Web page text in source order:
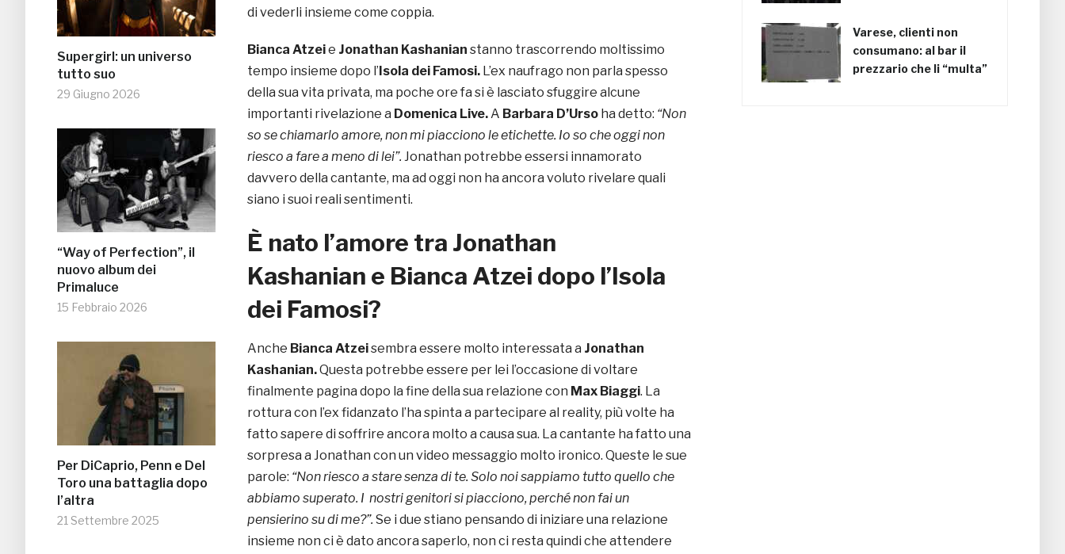
Supergirl: un universo
tutto suo
29 Giugno 2026
“Way of Perfection”, il
nuovo album dei
Primaluce
15 Febbraio 2026
Per DiCaprio, Penn e Del
Toro una battaglia dopo
l’altra
21 Settembre 2025
di vederli insieme come coppia.
Bianca Atzeie Jonathan Kashanian stanno trascorrendo moltissimo
tempo insieme dopo l’Isola dei Famosi. L’ex naufrago non parla spesso
della sua vita privata, ma poche ore fa si è lasciato sfuggire alcune
importanti rivelazione a Domenica Live.A Barbara D’Urso ha detto: “Non
so se chiamarlo amore, non mi piacciono le etichette. Io so che oggi non
riesco a fare a meno di lei”. Jonathan potrebbe essersi innamorato
davvero della cantante, ma ad oggi non ha ancora voluto rivelare quali
siano i suoi reali sentimenti.
È nato l’amore tra Jonathan
Kashanian e Bianca Atzei dopo l’Isola
dei Famosi?
Anche Bianca Atzeisembra essere molto interessata a Jonathan
Kashanian.Questa potrebbe essere per lei l’occasione di voltare
finalmente pagina dopo la fine della sua relazione con Max Biaggi. La
rottura con l’ex fidanzato l’ha spinta a partecipare al reality, più volte ha
fatto sapere di soffrire ancora molto a causa sua. La cantante ha fatto una
sorpresa a Jonathan con un video messaggio molto ironico. Queste le sue
parole: “Non riesco a stare senza di te. Solo noi sappiamo tutto quello che
abbiamo superato. I nostri genitori si piacciono, perché non fai un
pensierino su di me?”. Se i due stiano pensando di iniziare una relazione
insieme non ci è dato ancora saperlo, non ci resta quindi che attendere
Varese, clienti non
consumano: al bar il
prezzario che li “multa”